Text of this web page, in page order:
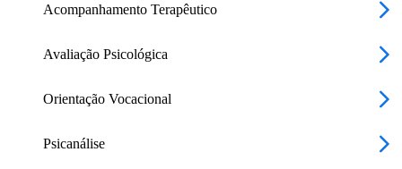
Acompanhamento Terapêutico
Avaliação Psicológica
Orientação Vocacional
Psicanálise